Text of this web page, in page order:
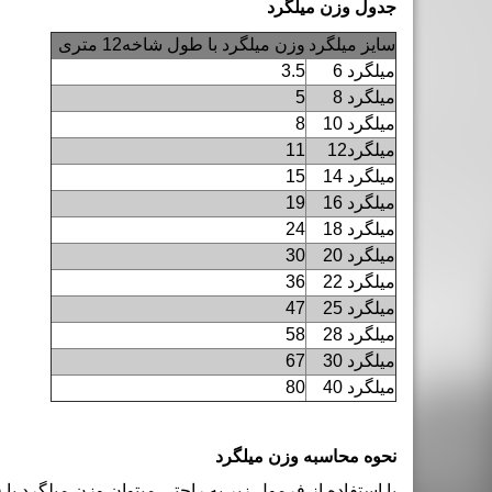
جدول وزن میلگرد
سایز میلگرد وزن میلگرد با طول شاخه12 متری
میلگرد 6
3.5
میلگرد 8
5
میلگرد 10
8
میلگرد12
11
میلگرد 14
15
میلگرد 16
19
میلگرد 18
24
میلگرد 20
30
میلگرد 22
36
میلگرد 25
47
میلگرد 28
58
میلگرد 30
67
میلگرد 40
80
نحوه محاسبه وزن میلگرد